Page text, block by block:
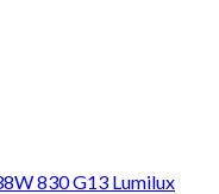
830 G13 Lumilux